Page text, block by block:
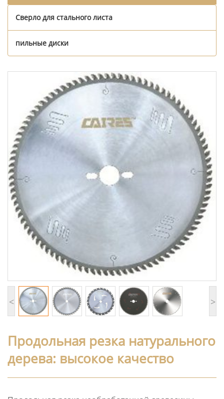
Сверло для стального листа
пильные диски
< >
Продольная резка натурального
дерева: высокое качество